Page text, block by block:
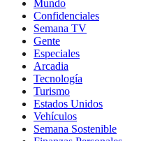
Mundo
Confidenciales
Semana TV
Gente
Especiales
Arcadia
Tecnología
Turismo
Estados Unidos
Vehículos
Semana Sostenible